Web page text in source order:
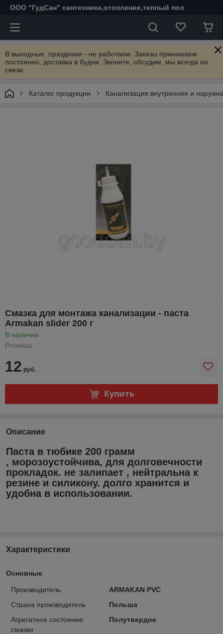
ООО "ГудСан" сантехника,отопление,теплый пол
В выходные, праздники - не работаем. Заказы принимаем
постоянно, доставка в будни. Звоните, обсудим, мы всегда на
связи.
Каталог продукции Канализация внутренняя и
Смазка для монтажа канализации - паста
Armakan slider 200 г
В наличии
Розница
12 руб.
Купить
Описание
Паста в тюбике 200 грамм
, морозоустойчива, для долговечности
прокладок. не залипает , нейтральна к
резине и силикону. долго хранится и
удобна в использовании.
Характеристики
Основные
Производитель
ARMAKAN PVC
Страна производитель
Польша
Агрегатное состояние
смазки
Полутвердое